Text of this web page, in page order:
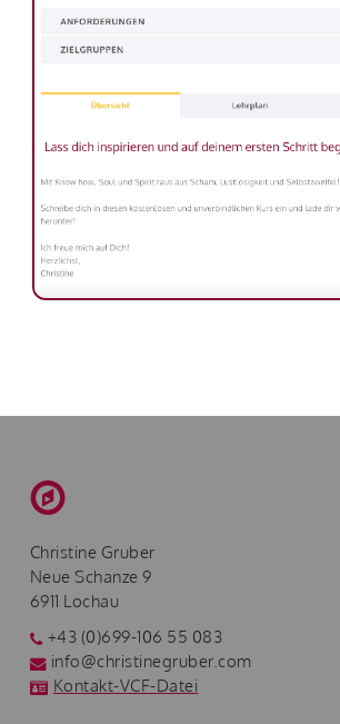
Christine Gruber
Neue Schanze 9
6911 Lochau
+43 (0)699-106 55 083
info@christinegruber.com
Kontakt-VCF-Datei